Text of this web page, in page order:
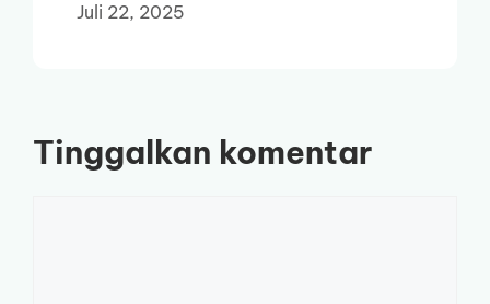
Juli 22, 2025
Tinggalkan komentar